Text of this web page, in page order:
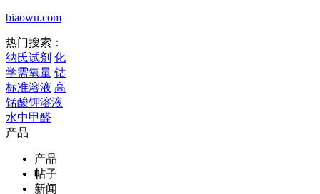
biaowu.com
热门搜索：
纳氏试剂 化
学需氧量 钴
标准溶液 高
锰酸钾溶液
水中甲醛
产品
产品
帖子
新闻